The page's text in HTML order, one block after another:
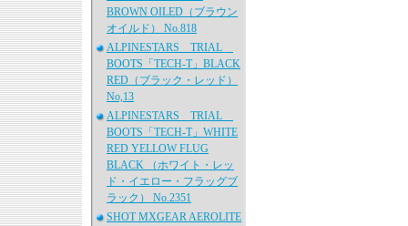
BROWN OILED（ブラウン
オイルド） No.818
ALPINESTARS TRIAL
BOOTS「TECH-T」BLACK
RED（ブラック・レッド）
No,13
ALPINESTARS TRIAL
BOOTS「TECH-T」WHITE
RED YELLOW FLUG
BLACK （ホワイト・レッ
ド・イエロー・フラッグブ
ラック） No.2351
SHOT MXGEAR AEROLITE